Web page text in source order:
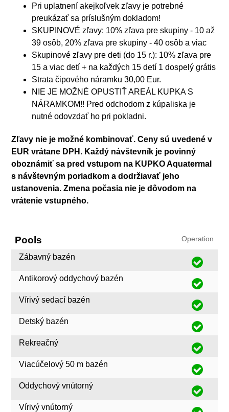
Pri uplatnení akejkoľvek zľavy je potrebné
preukázať sa príslušným dokladom!
SKUPINOVÉ zľavy: 10% zľava pre skupiny - 10 až
39 osôb, 20% zľava pre skupiny - 40 osôb a viac
Skupinové zľavy pre deti (do 15 r.): 10% zľava pre
15 a viac detí + na každých 15 detí 1 dospelý grátis
Strata čipového náramku 30,00 Eur.
NIE JE MOŽNÉ OPUSTIŤ AREÁL KUPKA S
NÁRAMKOM!! Pred odchodom z kúpaliska je
nutné odovzdať ho pri pokladni.
Zľavy nie je možné kombinovať. Ceny sú uvedené v
EUR vrátane DPH. Každý návštevník je povinný
oboznámiť sa pred vstupom na KUPKO Aquatermal
s návštevným poriadkom a dodržiavať jeho
ustanovenia. Zmena počasia nie je dôvodom na
vrátenie vstupného.
Pools Operation
Zábavný bazén
Antikorový oddychový bazén
Vírivý sedací bazén
Detský bazén
Rekreačný
Viacúčelový 50 m bazén
Oddychový vnútorný
Vírivý vnútorný